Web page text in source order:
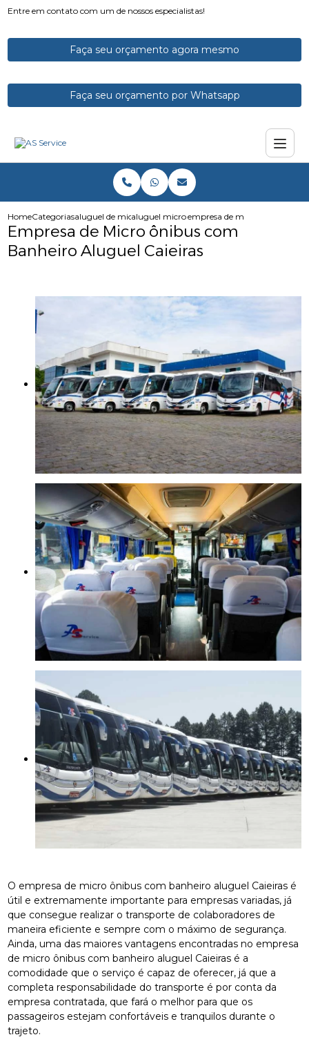
Entre em contato com um de nossos especialistas!
Faça seu orçamento agora mesmo
Faça seu orçamento por Whatsapp
HomeCategoriasaluguel de micro onibusaluguel micro onibus executivo
empresa de micro onibus
Empresa de Micro ônibus com
Banheiro Aluguel Caieiras
O empresa de micro ônibus com banheiro aluguel Caieiras é
útil e extremamente importante para empresas variadas, já
que consegue realizar o transporte de colaboradores de
maneira eficiente e sempre com o máximo de segurança.
Ainda, uma das maiores vantagens encontradas no empresa
de micro ônibus com banheiro aluguel Caieiras é a
comodidade que o serviço é capaz de oferecer, já que a
completa responsabilidade do transporte é por conta da
empresa contratada, que fará o melhor para que os
passageiros estejam confortáveis e tranquilos durante o
trajeto.